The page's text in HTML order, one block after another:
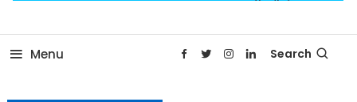
Menu Search